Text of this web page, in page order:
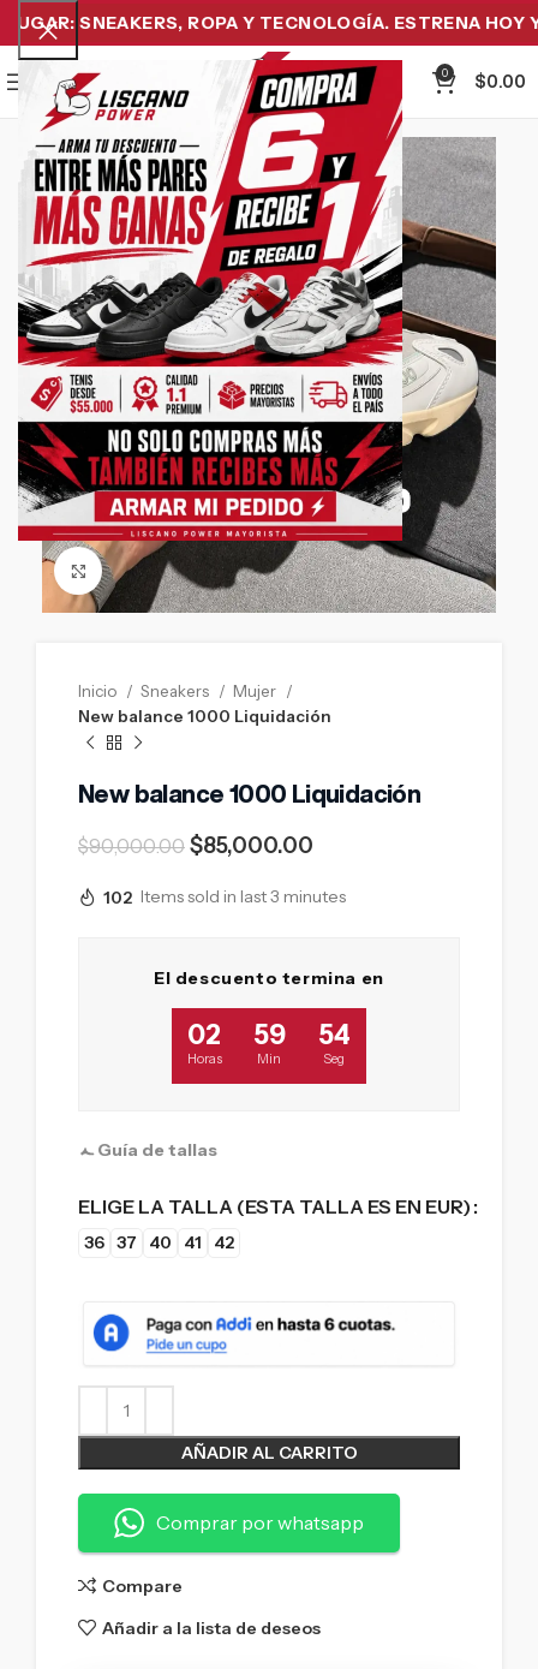
SNEAKERS, ROPA Y TECNOLOGÍA. ESTRENA HOY Y
Menu
0
$0.00
-6%
Click to enlarge
Inicio Sneakers
Mujer
New balance 1000 Liquidación
New balance 1000 Liquidación
$90,000.00 $85,000.00
102 Items sold in last 3 minutes
El descuento termina en
02
Horas
59
Min
53
Seg
Guía de tallas
ELIGE LA TALLA (ESTA TALLA ES EN EUR)
36 37 40 41 42
AÑADIR AL CARRITO
Comprar por whatsapp
Compare
Añadir a la lista de deseos